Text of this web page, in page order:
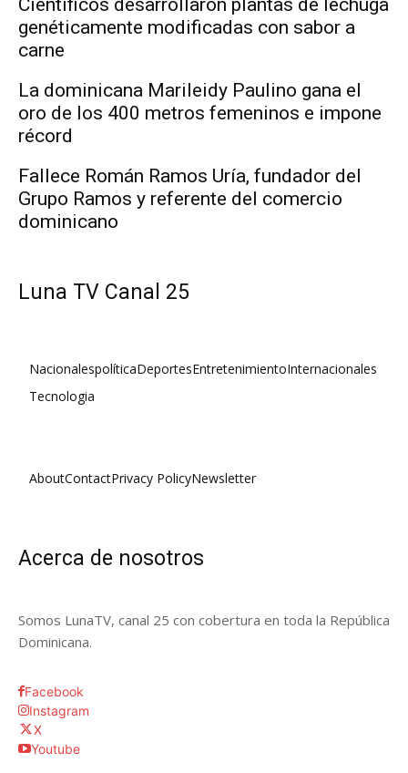
Científicos desarrollaron plantas de lechuga
genéticamente modificadas con sabor a
carne
La dominicana Marileidy Paulino gana el
oro de los 400 metros femeninos e impone
récord
Fallece Román Ramos Uría, fundador del
Grupo Ramos y referente del comercio
dominicano
Luna TV Canal 25
NacionalespolíticaDeportesEntretenimientoInternacionales
Tecnologia
AboutContactPrivacy PolicyNewsletter
Acerca de nosotros
Somos LunaTV, canal 25 con cobertura en toda la República
Dominicana.
Facebook
Instagram
X
Youtube